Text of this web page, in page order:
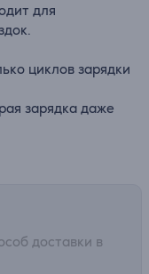
для
циклов зарядки
зарядка даже
нескольких
чем просто
доставки в